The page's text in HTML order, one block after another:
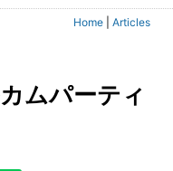
Home Articles